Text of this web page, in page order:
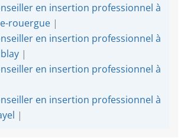
en insertion professionnel à
rouergue |
en insertion professionnel à
|
en insertion professionnel à
en insertion professionnel à
|